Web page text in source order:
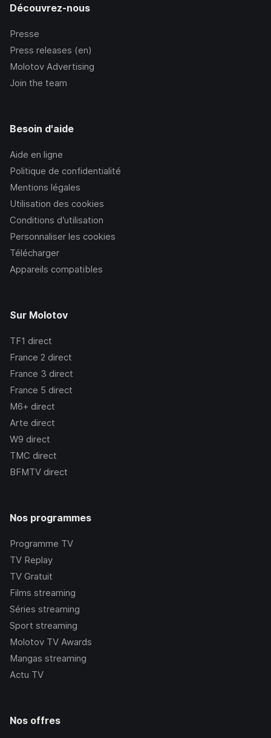
Découvrez-nous
Presse
Press releases (en)
Molotov Advertising
Join the team
Besoin d'aide
Aide en ligne
Politique de confidentialité
Mentions légales
Utilisation des cookies
Conditions d’utilisation
Personnaliser les cookies
Télécharger
Appareils compatibles
Sur Molotov
TF1 direct
France 2 direct
France 3 direct
France 5 direct
M6+ direct
Arte direct
W9 direct
TMC direct
BFMTV direct
Nos programmes
Programme TV
TV Replay
TV Gratuit
Films streaming
Séries streaming
Sport streaming
Molotov TV Awards
Mangas streaming
Actu TV
Nos offres